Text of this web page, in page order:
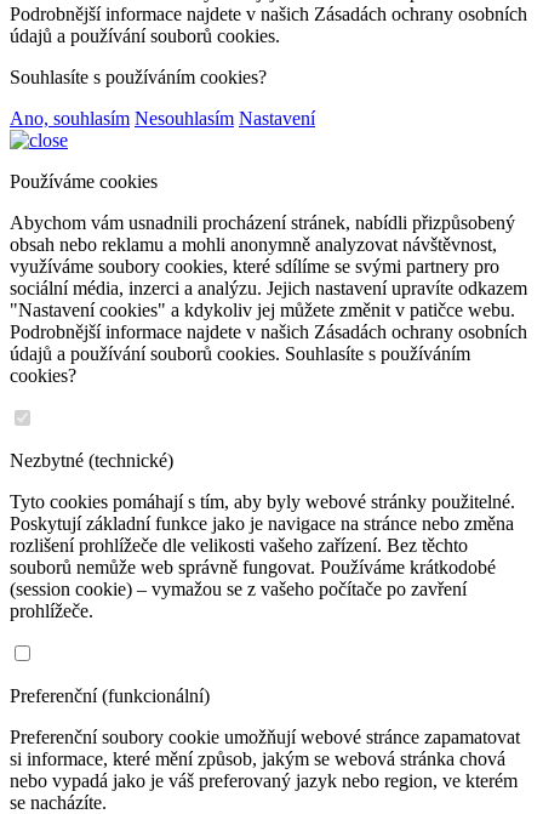
Podrobnější informace najdete v našich Zásadách ochrany osobních
údajů a používání souborů cookies.
Souhlasíte s používáním cookies?
Ano, souhlasím Nesouhlasím Nastavení
Používáme cookies
Abychom vám usnadnili procházení stránek, nabídli přizpůsobený
obsah nebo reklamu a mohli anonymně analyzovat návštěvnost,
využíváme soubory cookies, které sdílíme se svými partnery pro
sociální média, inzerci a analýzu. Jejich nastavení upravíte odkazem
"Nastavení cookies" a kdykoliv jej můžete změnit v patičce webu.
Podrobnější informace najdete v našich Zásadách ochrany osobních
údajů a používání souborů cookies. Souhlasíte s používáním
cookies?
Nezbytné (technické)
Tyto cookies pomáhají s tím, aby byly webové stránky použitelné.
Poskytují základní funkce jako je navigace na stránce nebo změna
rozlišení prohlížeče dle velikosti vašeho zařízení. Bez těchto
souborů nemůže web správně fungovat. Používáme krátkodobé
(session cookie) – vymažou se z vašeho počítače po zavření
prohlížeče.
Preferenční (funkcionální)
Preferenční soubory cookie umožňují webové stránce zapamatovat
si informace, které mění způsob, jakým se webová stránka chová
nebo vypadá jako je váš preferovaný jazyk nebo region, ve kterém
se nacházíte.